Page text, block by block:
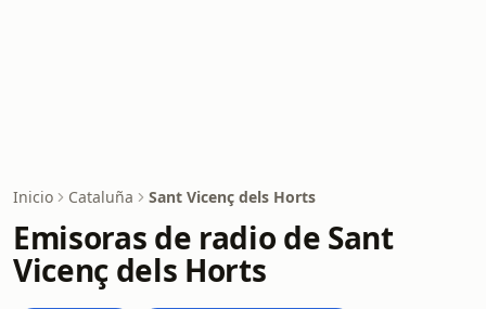
Inicio Cataluña Sant Vicenç dels Horts
Emisoras de radio de Sant
Vicenç dels Horts